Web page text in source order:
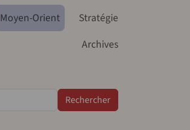
Moyen-Orient
Stratégie
Archives